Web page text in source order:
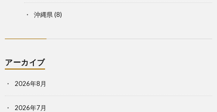
沖縄県(8)
アーカイブ
2026年8月
2026年7月